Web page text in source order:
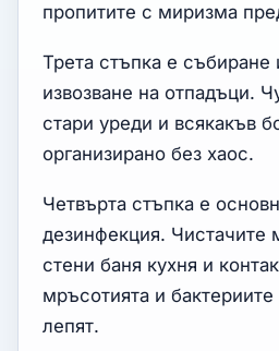
пропитите с миризма
Трета стъпка е събиране
извозване на отпадъци.
стари уреди и всякакъв
организирано без хаос.
Четвърта стъпка е
дезинфекция. Чистачите
стени баня кухня и
мръсотията и
лепят.